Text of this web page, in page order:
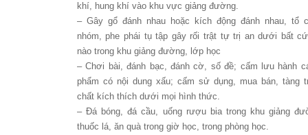
khí, hung khí vào khu vực giảng đường.
– Gây gổ đánh nhau hoặc kích động đánh nhau, tổ
nhóm, phe phái tụ tập gây rối trật tự trị an dưới bất
nào trong khu giảng đường, lớp học
– Chơi bài, đánh bạc, đánh cờ, số đề; cấm lư­u hành
phẩm có nội dung xấu; cấm sử dụng, mua bán, tàng
chất kích thích dưới mọi hình thức.
– Đá bóng, đá cầu, uống r­ượu bia trong khu giảng
thuốc lá, ăn quà trong giờ học, trong phòng học.